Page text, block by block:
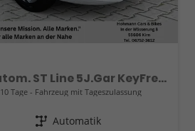
ST-Line 1.5 EB Autom. ST Line 5J.Gar KeyFree Kamera
10 Tage Fahrzeug mit Tageszulassung
Getriebe Automatik